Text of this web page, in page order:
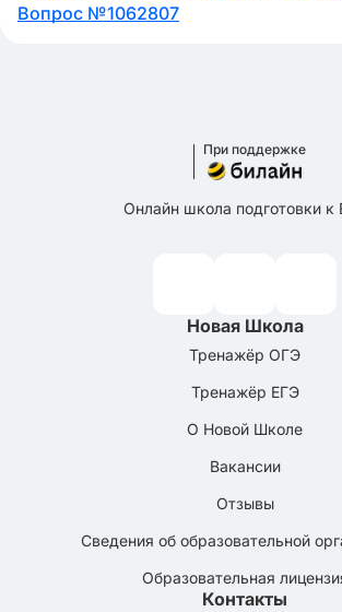
Вопрос №1062807
При поддержке
Онлайн школа подготовки к
Новая Школа
Тренажёр ОГЭ
Тренажёр ЕГЭ
О Новой Школе
Вакансии
Отзывы
Сведения об образовательной
Образовательная
Контакты